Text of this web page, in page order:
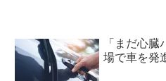
「まだ心
場で車を発